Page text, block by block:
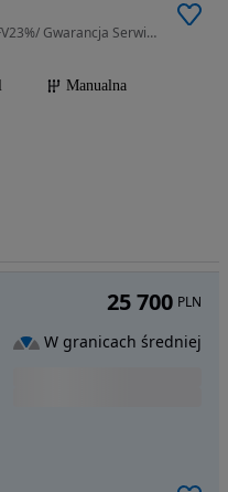
1598 cm3 • 115 KM • SALON POLSKA/ FV23%/ Gwarancja Serwisowa/ Comfort/ 36 504 NETTO
Manualna
25 700 PLN
W granicach średniej